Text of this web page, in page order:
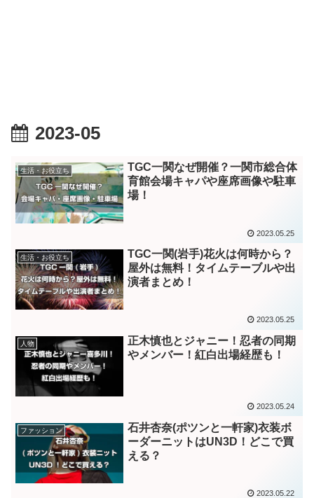
2023-05
生活・お役立ち
TGC一関なぜ開催？一関市総合体
育館会場キャパや座席画像や駐車
場！
2023.05.25
生活・お役立ち
TGC一関(岩手)花火は何時から？
屋外は無料！タイムテーブルや出
演者まとめ！
2023.05.25
人物
正木慎也とジャニー！忍者の同期
やメンバー！紅白出場経歴も！
2023.05.24
ファッション
石井杏奈(ポツンと一軒家)衣装ボ
ーダーニットはUN3D！どこで買
える？
2023.05.22